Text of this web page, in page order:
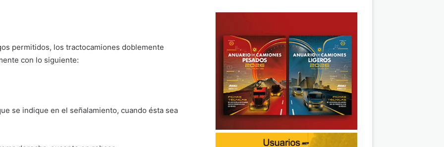
permitidos, los tractocamiones doblemente
con lo siguiente:
se indique en el señalamiento, cuando ésta sea